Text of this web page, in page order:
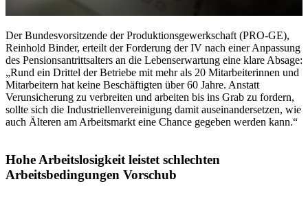
Der Bundesvorsitzende der Produktionsgewerkschaft (PRO-GE),
Reinhold Binder, erteilt der Forderung der IV nach einer Anpassung
des Pensionsantrittsalters an die Lebenserwartung eine klare Absage:
„Rund ein Drittel der Betriebe mit mehr als 20 Mitarbeiterinnen und
Mitarbeitern hat keine Beschäftigten über 60 Jahre. Anstatt
Verunsicherung zu verbreiten und arbeiten bis ins Grab zu fordern,
sollte sich die Industriellenvereinigung damit auseinandersetzen, wie
auch Älteren am Arbeitsmarkt eine Chance gegeben werden kann.“
Hohe Arbeitslosigkeit leistet schlechten
Arbeitsbedingungen Vorschub